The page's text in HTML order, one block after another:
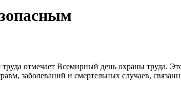
отмечает Всемирный день охраны труда.
заболеваний и смертельных случаев,